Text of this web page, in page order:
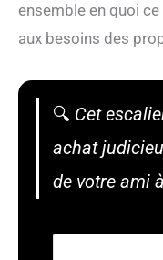
ensemble en quoi
aux besoins des
🔍 Cet
achat
de votre ami